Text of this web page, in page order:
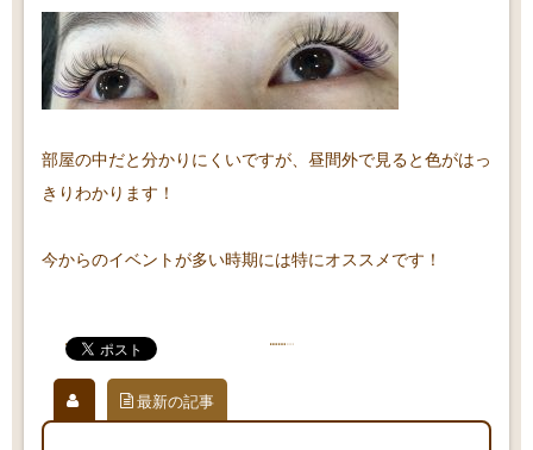
部屋の中だと分かりにくいですが、昼間外で見ると色がはっ
きりわかります！
今からのイベントが多い時期には特にオススメです！
最新の記事